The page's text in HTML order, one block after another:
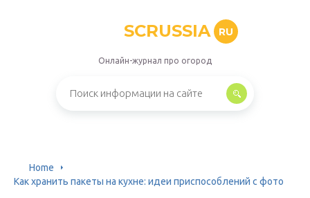
SCRUSSIA RU
Онлайн-журнал про огород
Home
Как хранить пакеты на кухне: идеи приспособлений с фото